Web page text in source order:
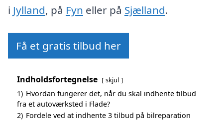
i Jylland, på Fyn eller på Sjælland.
Få et gratis tilbud her
Indholdsfortegnelse skjul
1) Hvordan fungerer det, når du skal indhente tilbud
fra et autoværksted i Flade?
2) Fordele ved at indhente 3 tilbud på bilreparation